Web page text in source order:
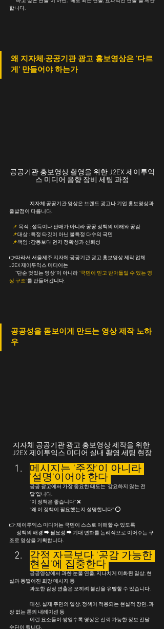
합니다.
왜 지자체·공공기관 광고 홍보영상은 '다르
게' 만들어야 하는가
공공기관 홍보영상 촬영을 위한 J2EX 제이투익
스 미디어 음향 장비 세팅 과정
출발점이 다릅니다.
📌 목적 : 설득이나 판매가 아니라 공공 정책의 이해와 공감
📌대상 : 특정 타깃이 아닌 불특정 다수의 국민
📌책임 : 감동보다 먼저 정확성과 신뢰성
👉따라서 서울제주 지자체·공공기관 광고 홍보영상 제작 업체
J2EX 제이투익스 미디어는
      "단순 멋있는 영상"이 아니라
"국민이 믿고 받아들일 수 있는 영
상 구조"를 만들어갑니다.
공공성을 돋보이게 만드는 영상 제작 노하
우
지자체 공공기관 광고 홍보영상 제작을 위한
J2EX 제이투익스 미디어 실내 촬영 세팅 현장
메시지는 '주장'이 아니라
'설명'이어야 한다
공공 광고에서 가장 중요한 태도는 '강요하지 않는 전
달'입니다.
"이 정책은 좋습니다" ❌
	"왜 이 정책이 필요했는지 설명합니다" ⭕
👉 제이투익스 미디어는 국민이 스스로 이해할 수 있도록
조로 영상을 기획합니다.
감정 자극보다 '공감 가능한
현실'에 집중한다
실과 동떨어진 희망 메시지 등
	과도한 감정 연출은 오히려 불신을 유발할 수 있습니다.
장 없는 톤의 내레이션 등